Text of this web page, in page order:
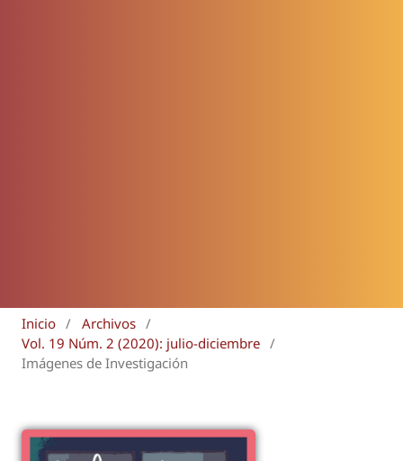
Inicio / Archivos /
Vol. 19 Núm. 2 (2020): julio-diciembre /
Imágenes de Investigación